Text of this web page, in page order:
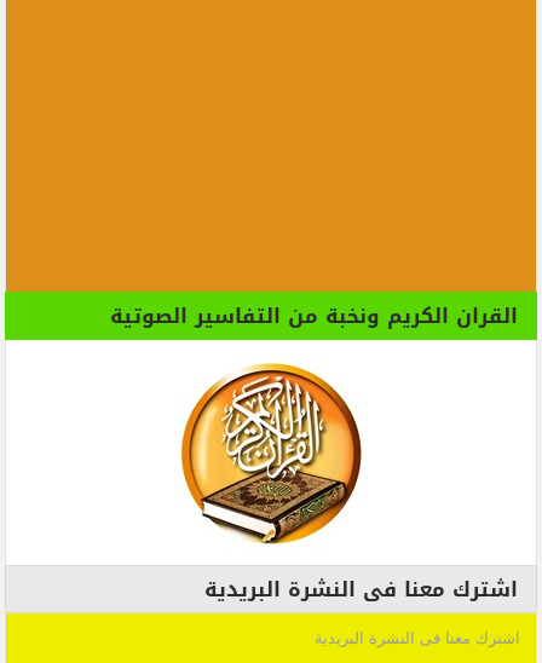
القران الكريم ونخبة من التفاسير الصوتية
اشترك معنا فى النشرة البريدية
اشترك معنا فى النشرة البريدية